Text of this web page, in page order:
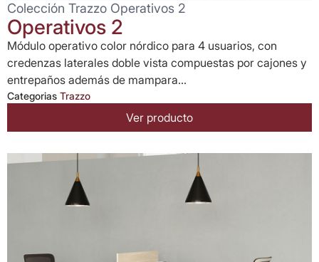
Colección Trazzo Operativos 2
Operativos 2
Módulo operativo color nórdico para 4 usuarios, con
credenzas laterales doble vista compuestas por cajones y
entrepaños además de mampara...
Categorias Trazzo
Ver producto